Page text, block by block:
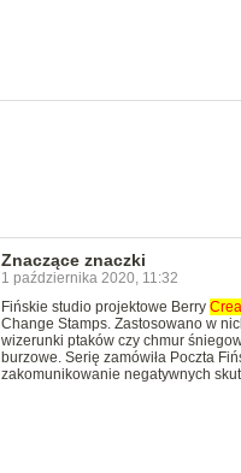
Znaczące znaczki
1 października 2020, 11:32
Fińskie studio projektowe Berry
Change Stamps. Zastosowano w
wizerunki ptaków czy chmur
burzowe. Serię zamówiła Poczta
zakomunikowanie negatywnych